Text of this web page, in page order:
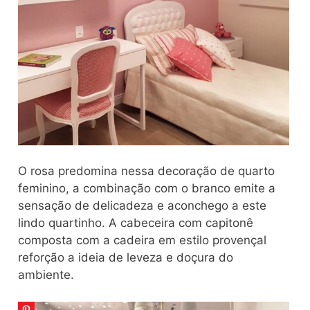
O rosa predomina nessa decoração de quarto
feminino, a combinação com o branco emite a
sensação de delicadeza e aconchego a este
lindo quartinho. A cabeceira com capitonê
composta com a cadeira em estilo provençal
reforção a ideia de leveza e doçura do
ambiente.